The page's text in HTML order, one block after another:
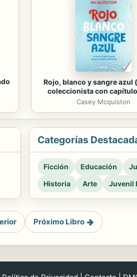
Rojo, blanco y sangre azul
coleccionista con
Casey Mcquiston
Categorías
Ficción Educación
Historia
Arte Juvenil
Próximo Libro